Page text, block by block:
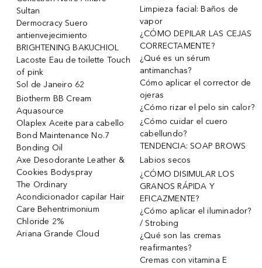
Sultan
Dermocracy Suero
antienvejecimiento
BRIGHTENING BAKUCHIOL
Lacoste Eau de toilette Touch
of pink
Sol de Janeiro 62
Biotherm BB Cream
Aquasource
Olaplex Aceite para cabello
Bond Maintenance No.7
Bonding Oil
Axe Desodorante Leather &
Cookies Bodyspray
The Ordinary
Acondicionador capilar Hair
Care Behentrimonium
Chloride 2%
Ariana Grande Cloud
Limpieza facial: Baños de
vapor
¿CÓMO DEPILAR LAS CEJAS
CORRECTAMENTE?
¿Qué es un sérum
antimanchas?
Cómo aplicar el corrector de
ojeras
¿Cómo rizar el pelo sin calor?
¿Cómo cuidar el cuero
cabellundo?
TENDENCIA: SOAP BROWS
Labios secos
¿CÓMO DISIMULAR LOS
GRANOS RÁPIDA Y
EFICAZMENTE?
¿Cómo aplicar el iluminador?
/ Strobing
¿Qué son las cremas
reafirmantes?
Cremas con vitamina E